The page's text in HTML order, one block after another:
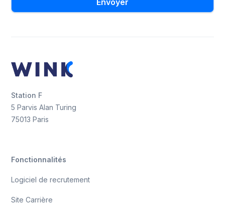
Station F
5 Parvis Alan Turing
75013 Paris
Fonctionnalités
Logiciel de recrutement
Site Carrière